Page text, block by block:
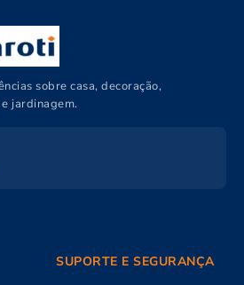
sobre casa, decoração,
jardinagem.
SUPORTE E SEGURANÇA